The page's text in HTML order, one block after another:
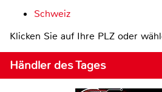
Schweiz
Klicken Sie auf Ihre PLZ oder
Händler des Tages